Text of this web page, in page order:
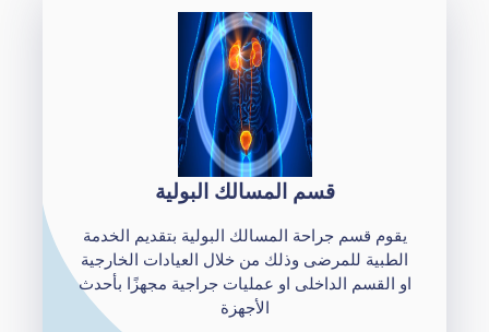
قسم المسالك البولية
يقوم قسم جراحة المسالك البولية بتقديم الخدمة
الطبية للمرضى وذلك من خلال العيادات الخارجية
او القسم الداخلى او عمليات جراجية مجهزًا بأحدث
الأجهزة